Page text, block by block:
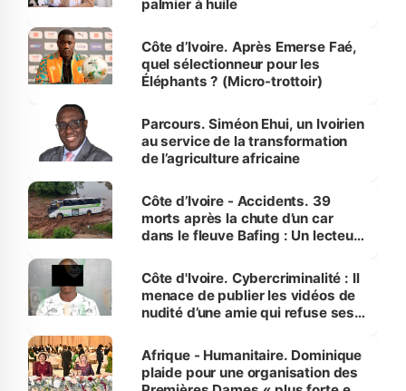
palmier à huile
Côte d’Ivoire. Après Emerse Faé,
quel sélectionneur pour les
Éléphants ? (Micro-trottoir)
Parcours. Siméon Ehui, un Ivoirien
au service de la transformation
de l’agriculture africaine
Côte d’Ivoire - Accidents. 39
morts après la chute d’un car
dans le fleuve Bafing : Un lecteur
des Transports
Côte d'Ivoire. Cybercriminalité : Il
menace de publier les vidéos de
nudité d’une amie qui refuse ses
Afrique - Humanitaire. Dominique
plaide pour une organisation des